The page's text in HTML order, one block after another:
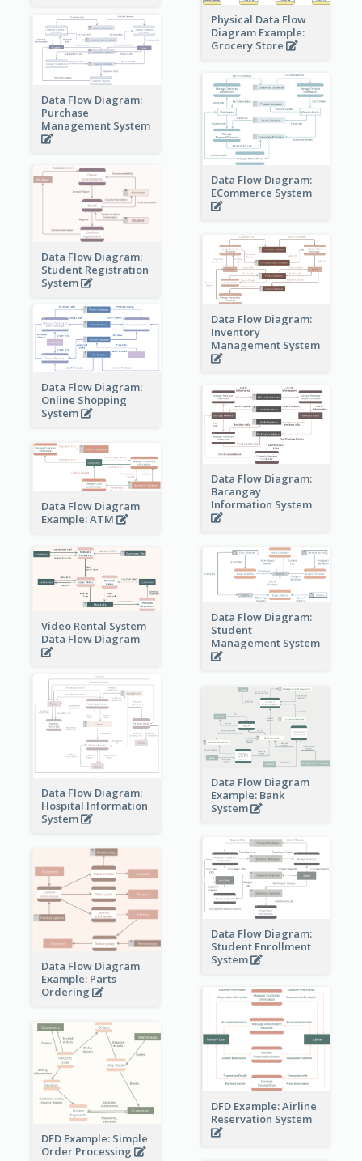
Physical Data Flow
Diagram Example:
Grocery Store
Data Flow Diagram:
Purchase
Management System
Data Flow Diagram:
ECommerce System
Data Flow Diagram:
Student Registration
System
Data Flow Diagram:
Inventory
Management System
Data Flow Diagram:
Online Shopping
System
Data Flow Diagram:
Barangay
Information System
Data Flow Diagram
Example: ATM
Video Rental System
Data Flow Diagram
Data Flow Diagram:
Student
Management System
Data Flow Diagram:
Hospital Information
System
Data Flow Diagram
Example: Bank
System
Data Flow Diagram:
Student Enrollment
System
Data Flow Diagram
Example: Parts
Ordering
DFD Example: Airline
Reservation System
DFD Example: Simple
Order Processing